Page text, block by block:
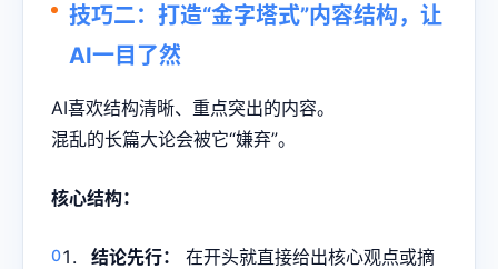
技巧二：打造“金字塔式”内容结构，让
AI一目了然
AI喜欢结构清晰、重点突出的内容。
混乱的长篇大论会被它“嫌弃”。
核心结构：
结论先行：
在开头就直接给出核心观点或摘